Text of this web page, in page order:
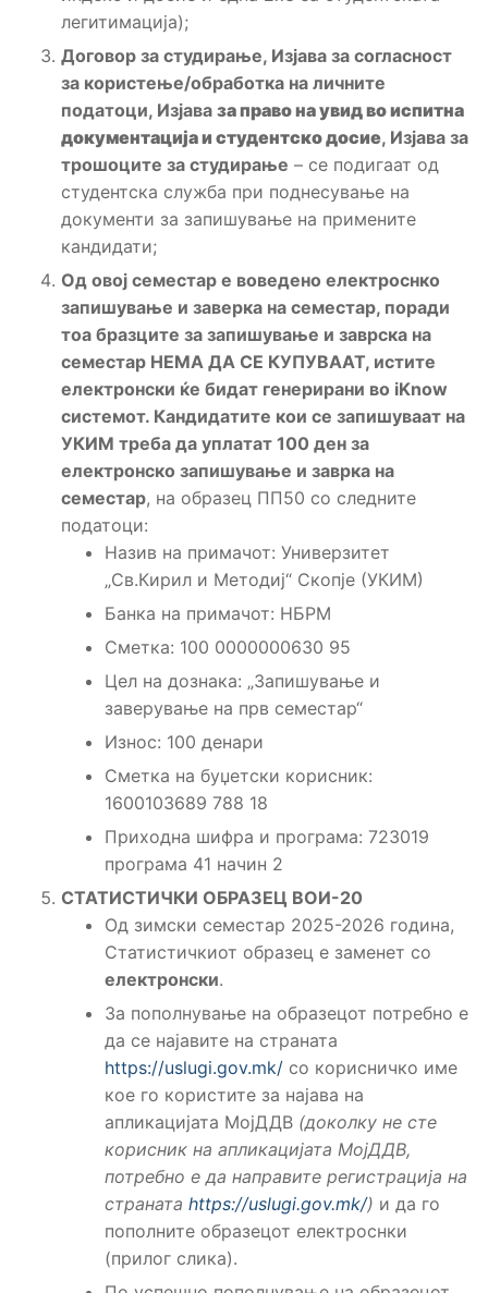
легитимација);
Договор за студирање, Изјава за согласност
за користење/обработка на личните
податоци, Изјава за право на увид во испитна
документација и студентско досие, Изјава за
трошоците за студирање – се подигаат од
студентска служба при поднесување на
документи за запишување на примените
кандидати;
Од овој семестар е воведено електроснко
запишување и заверка на семестар, поради
тоа бразците за запишување и заврска на
семестар НЕМА ДА СЕ КУПУВААТ, истите
електронски ќе бидат генерирани во iKnow
системот. Кандидатите кои се запишуваат на
УКИМ треба да уплатат 100 ден за
електронско запишување и заврка на
семестар, на образец ПП50 со следните
податоци:
Назив на примачот: Универзитет
„Св.Кирил и Методиј“ Скопје (УКИМ)
Банка на примачот: НБРМ
Сметка: 100 0000000630 95
Цел на дознака: „Запишување и
заверување на прв семестар“
Износ: 100 денари
Сметка на буџетски корисник:
1600103689 788 18
Приходна шифра и програма: 723019
програма 41 начин 2
СТАТИСТИЧКИ ОБРАЗЕЦ ВОИ-20
Од зимски семестар 2025-2026 година,
Статистичкиот образец е заменет со
електронски.
За пополнување на образецот потребно е
да се најавите на страната
https://uslugi.gov.mk/ со корисничко име
кое го користите за најава на
апликацијата МојДДВ (доколку не сте
корисник на апликацијата МојДДВ,
потребно е да направите регистрација на
страната https://uslugi.gov.mk/) и да го
пополните образецот електроснки
(прилог слика).